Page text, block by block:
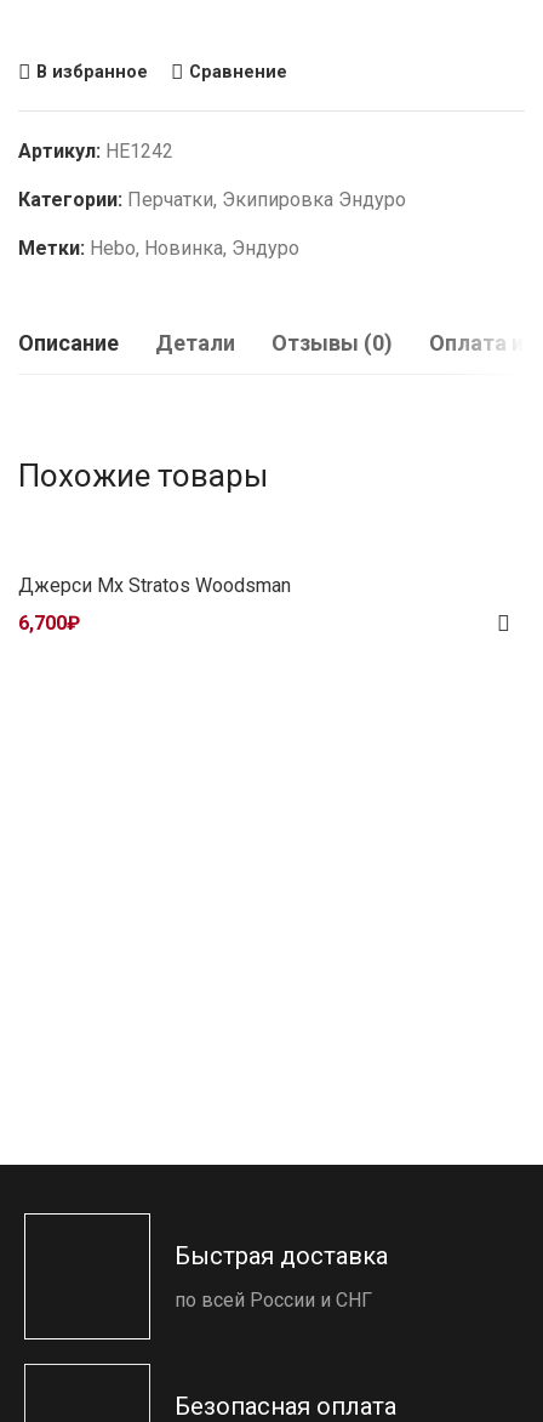
В избранное Сравнение
Артикул: HE1242
Категории: Перчатки, Экипировка Эндуро
Метки: Hebo, Новинка, Эндуро
Описание Детали Отзывы (0) Оплата и
Похожие товары
Джерси Mx Stratos Woodsman
6,700₽
Быстрая доставка
по всей России и СНГ
Безопасная оплата